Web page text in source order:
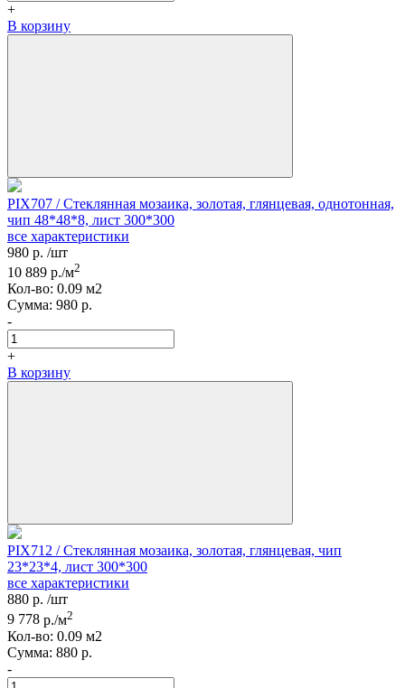
+
В корзину
PIX707 / Стеклянная мозаика, золотая, глянцевая, однотонная,
чип 48*48*8, лист 300*300
все характеристики
980 р. /шт
10 889 р./м2
Кол-вo: 0.09 м2
Сумма: 980 р.
-
+
В корзину
PIX712 / Стеклянная мозаика, золотая, глянцевая, чип
23*23*4, лист 300*300
все характеристики
880 р. /шт
9 778 р./м2
Кол-вo: 0.09 м2
Сумма: 880 р.
-